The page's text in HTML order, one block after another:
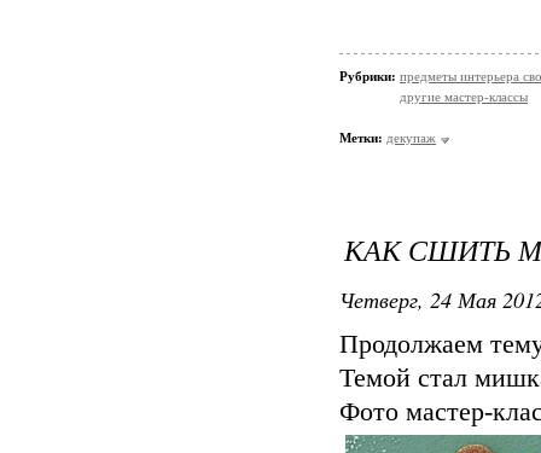
Рубрики: предметы интерьера
другие мастер-классы
Метки: декупаж
КАК СШИТЬ
Четверг, 24 Мая
Продолжаем
Темой стал
Фото мастер-